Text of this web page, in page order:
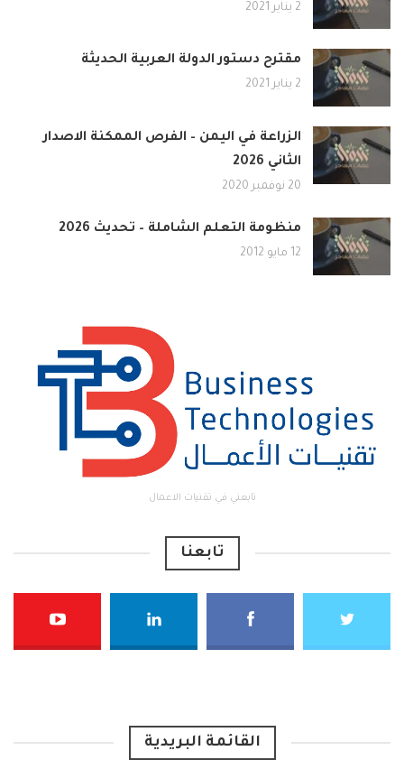
2 يناير 2021
مقترح دستور الدولة العربية الحديثة
2 يناير 2021
الزراعة في اليمن – الفرص الممكنة الاصدار
الثاني 2026
20 نوفمبر 2020
منظومة التعلم الشاملة – تحديث 2026
12 مايو 2012
تابعني في تقنيات الاعمال
تابعنا
القائمة البريدية